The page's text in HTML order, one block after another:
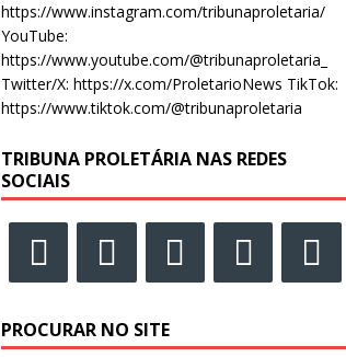
https://www.instagram.com/tribunaproletaria/
YouTube:
https://www.youtube.com/@tribunaproletaria_
Twitter/X: https://x.com/ProletarioNews TikTok:
https://www.tiktok.com/@tribunaproletaria
TRIBUNA PROLETÁRIA NAS REDES
SOCIAIS
PROCURAR NO SITE